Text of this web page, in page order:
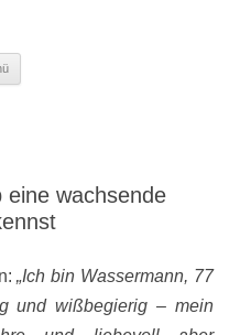
wachsende
„Ich bin Wassermann, 77
und wißbegierig – mein